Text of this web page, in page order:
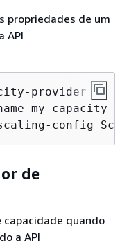
propriedades de um
API
provider \
my-capacity-
config
de
capacidade quando
a API